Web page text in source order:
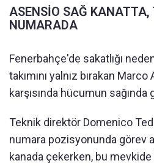
ASENSİO SAĞ
NUMARADA
Fenerbahçe'de sakatlığı
takımını yalnız bırakan
karşısında hücumun
Teknik direktör Domenico
numara pozisyonunda görev
kanada çekerken, bu mevkide